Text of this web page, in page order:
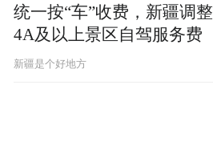
统一按“车”收费，新疆调整
4A及以上景区自驾服务费
新疆是个好地方